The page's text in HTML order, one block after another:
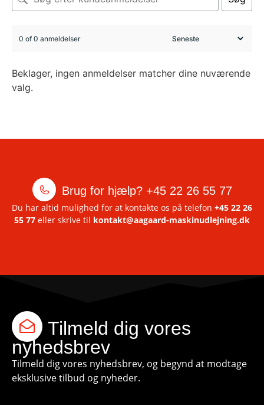
0 of 0 anmeldelser
Beklager, ingen anmeldelser matcher dine nuværende
valg.
Brug for hjælp? +45 22 26 55 77
Du har altid mulighed for at kontakte os på telefon +45 22 26
55 77 eller skrive til kontakt@aagaard-maskinudlejning.dk
Tilmeld dig vores
nyhedsbrev
Tilmeld dig vores nyhedsbrev, og begynd at modtage
eksklusive tilbud og nyheder.